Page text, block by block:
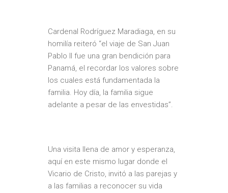
Cardenal Rodríguez Maradiaga, en su
homilía reiteró “el viaje de San Juan
Pablo II fue una gran bendición para
Panamá, el recordar los valores sobre
los cuales está fundamentada la
familia. Hoy día, la familia sigue
adelante a pesar de las envestidas”.
Una visita llena de amor y esperanza,
aquí en este mismo lugar donde el
Vicario de Cristo, invitó a las parejas y
a las familias a reconocer su vida